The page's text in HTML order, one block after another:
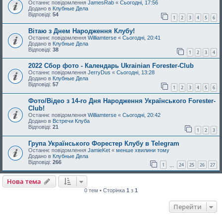
Останнє повідомлення JamesRab « Сьогодні, 17:56
Додано в Клубные Дела
Відповіді: 54 1 2 3 4 5 6
Вітаю з Днем Народження Клубу!
Останнє повідомлення Williamterse « Сьогодні, 20:41
Додано в Клубные Дела
Відповіді: 38 1 2 3 4
2022 Сбор фото - Календарь Ukrainian Forester-Club
Останнє повідомлення JerryDus « Сьогодні, 13:28
Додано в Клубные Дела
Відповіді: 57 1 2 3 4 5 6
Фото/Відео з 14-го Дня Народження Українського Forester-
Club!
Останнє повідомлення Williamterse « Сьогодні, 20:42
Додано в Встречи Клуба
Відповіді: 21 1 2 3
Група Українського Форестер Клубу в Telegram
Останнє повідомлення JamieKet « менше хвилини тому
Додано в Клубные Дела
Відповіді: 266 1 24 25 26 27
Нова тема
0 тем • Сторінка 1 з 1
Перейти